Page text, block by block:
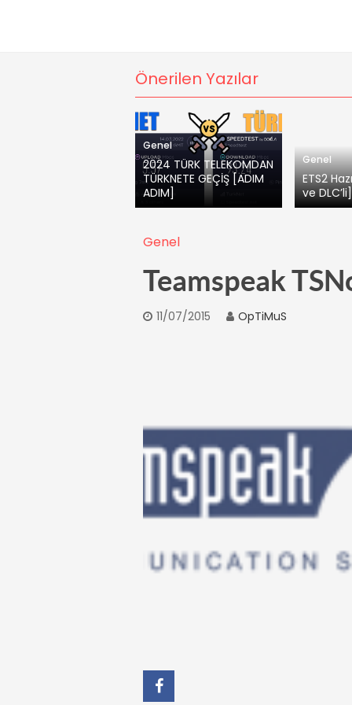
Önerilen Yazılar
Genel
2024 TÜRK TELEKOMDAN
TÜRKNETE GEÇİŞ [ADIM
ADIM]
Genel
ETS2
ve DLC’li]
Genel
Teamspeak
11/07/2015 OpTiMuS